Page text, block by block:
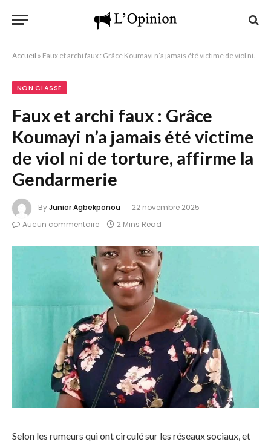
Accueil » Faux et archi faux : Grâce Koumayi n’a jamais été victime de viol ni de torture, affirme la Gendarmerie
NON CLASSÉ
Faux et archi faux : Grâce
Koumayi n’a jamais été victime
de viol ni de torture, affirme la
Gendarmerie
ByJunior Agbekponou
22 novembre 2025
Aucun commentaire
2 Mins Read
Selon les rumeurs qui ont circulé sur les réseaux sociaux, et